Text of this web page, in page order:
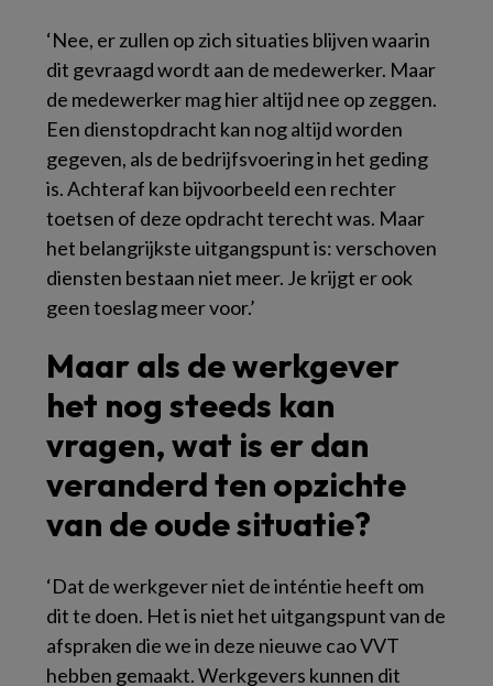
‘Nee, er zullen op zich situaties blijven waarin
dit gevraagd wordt aan de medewerker. Maar
de medewerker mag hier altijd nee op zeggen.
Een dienstopdracht kan nog altijd worden
gegeven, als de bedrijfsvoering in het geding
is. Achteraf kan bijvoorbeeld een rechter
toetsen of deze opdracht terecht was. Maar
het belangrijkste uitgangspunt is: verschoven
diensten bestaan niet meer. Je krijgt er ook
geen toeslag meer voor.’
Maar als de werkgever
het nog steeds kan
vragen, wat is er dan
veranderd ten opzichte
van de oude situatie?
‘Dat de werkgever niet de inténtie heeft om
dit te doen. Het is niet het uitgangspunt van de
afspraken die we in deze nieuwe cao VVT
hebben gemaakt. Werkgevers kunnen dit